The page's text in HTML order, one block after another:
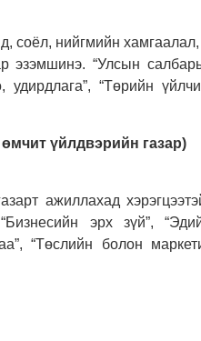
соёл, нийгмийн
эзэмшинэ. “Улсын
“Төрийн
үйлдвэрийн газар)
ажиллахад
эрх зүй”,
“Төслийн болон